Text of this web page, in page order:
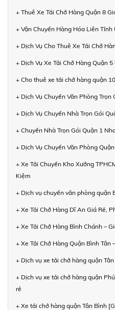
+ Thuê Xe Tải Chở Hàng Quận 8
+ Vận Chuyển Hàng Hóa Liên Tỉnh
+ Dịch Vụ Cho Thuê Xe Tải Chở
+ Dịch Vụ Xe Tải Chở Hàng Quận
+ Cho thuê xe tải chở hàng quận
+ Dịch Vụ Chuyển Văn Phòng Trọn
+ Dịch Vụ Chuyển Nhà Trọn Gói
+ Chuyển Nhà Trọn Gói Quận 1
+ Dịch Vụ Chuyển Văn Phòng
+ Xe Tải Chuyển Kho Xưởng
Kiệm
+ Dịch vụ chuyển văn phòng quận
+ Xe Tải Chở Hàng Dĩ An Giá Rẻ,
+ Xe Tải Chở Hàng Bình Chánh –
+ Xe Tải Chở Hàng Quận Bình Tân
+ Dịch vụ xe tải chở hàng quận
+ Dịch vụ xe tải chở hàng quận
rẻ
+ Xe tải chở hàng quận Tân Bình